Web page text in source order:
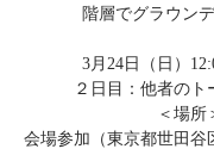
階層でグラウン
3月24日（日）
２日目：他者のト
＜場所
会場参加（東京都世田谷